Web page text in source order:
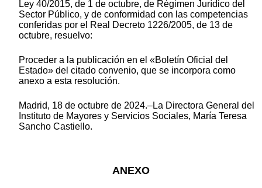
Ley 40/2015, de 1 de octubre, de Régimen Jurídico del
Sector Público, y de conformidad con las competencias
conferidas por el Real Decreto 1226/2005, de 13 de
octubre, resuelvo:
Proceder a la publicación en el «Boletín Oficial del
Estado» del citado convenio, que se incorpora como
anexo a esta resolución.
Madrid, 18 de octubre de 2024.–La Directora General del
Instituto de Mayores y Servicios Sociales, María Teresa
Sancho Castiello.
ANEXO